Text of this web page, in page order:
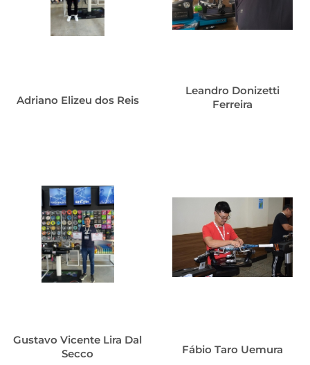
Adriano Elizeu dos Reis
Leandro Donizetti
Ferreira
Gustavo Vicente Lira Dal
Secco
Fábio Taro Uemura